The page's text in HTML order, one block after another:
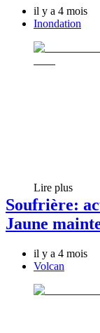
il y a 4 mois
Inondation
Lire plus
Soufrière:
Jaune
il y a 4 mois
Volcan